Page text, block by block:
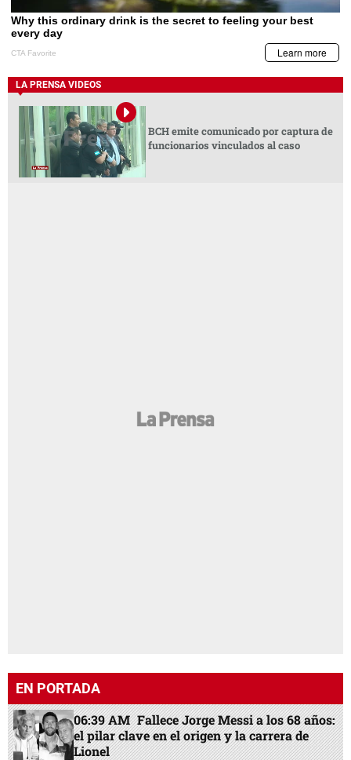
LA PRENSA VIDEOS
BCH emite comunicado por captura de
funcionarios vinculados al caso
EN PORTADA
06:39 AM Fallece Jorge Messi a los 68 años:
el pilar clave en el origen y la carrera de
Lionel